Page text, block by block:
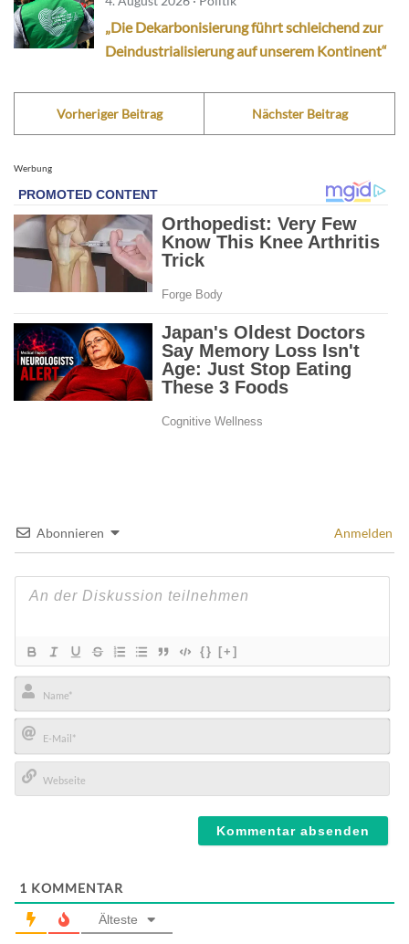
„Die Dekarbonisierung führt schleichend zur
Deindustrialisierung auf unserem Kontinent“
Vorheriger Beitrag Nächster Beitrag
Werbung
Abonnieren Anmelden
{} [+]
Name*
E-
Mail*
1 KOMMENTAR
Älteste